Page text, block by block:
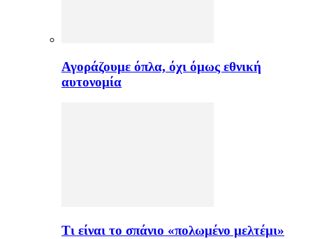
Αγοράζουμε όπλα, όχι όμως εθνική
αυτονομία
Τι είναι το σπάνιο «πολωμένο μελτέμι»